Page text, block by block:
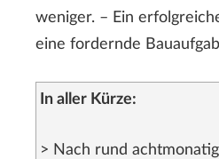
weniger. – Ein
eine fordernde
In aller Kürze:
> Nach rund